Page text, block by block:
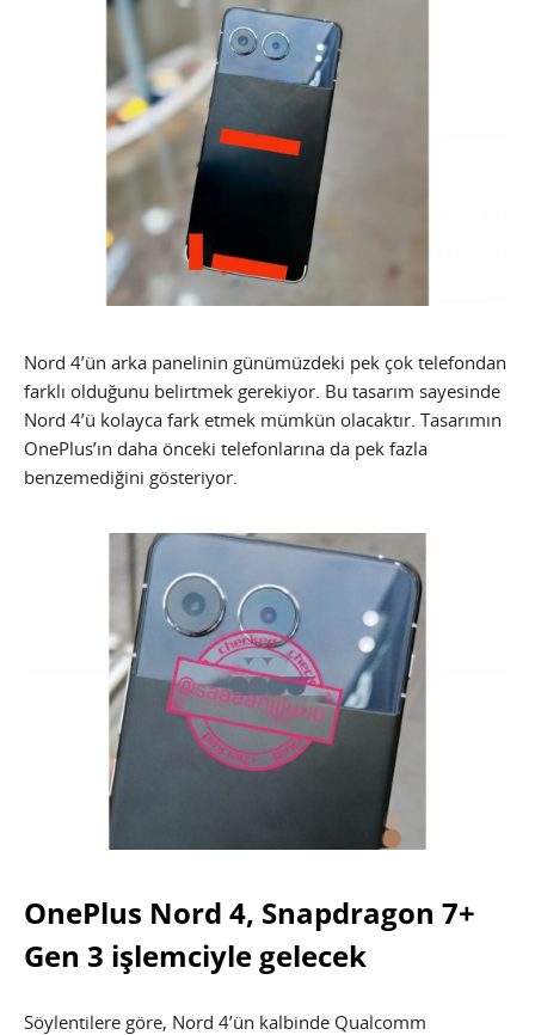
Nord 4’ün arka panelinin günümüzdeki pek çok telefondan
farklı olduğunu belirtmek gerekiyor. Bu tasarım sayesinde
Nord 4’ü kolayca fark etmek mümkün olacaktır. Tasarımın
OnePlus’ın daha önceki telefonlarına da pek fazla
benzemediğini gösteriyor.
OnePlus Nord 4, Snapdragon 7+
Gen 3 işlemciyle gelecek
Söylentilere göre, Nord 4’ün kalbinde Qualcomm